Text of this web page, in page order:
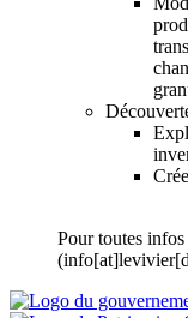
Pour toutes